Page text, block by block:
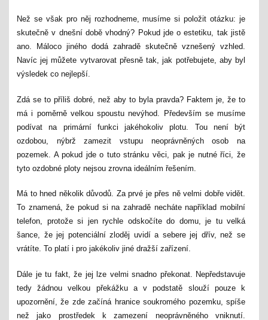
Než se však pro něj rozhodneme, musíme si položit otázku: je
skutečně v dnešní době vhodný? Pokud jde o estetiku, tak jistě
ano. Máloco jiného dodá zahradě skutečně vznešený vzhled.
Navíc jej můžete vytvarovat přesně tak, jak potřebujete, aby byl
výsledek co nejlepší.
Zdá se to příliš dobré, než aby to byla pravda? Faktem je, že to
má i poměrně velkou spoustu nevýhod. Především se musíme
podívat na primární funkci jakéhokoliv plotu. Tou není být
ozdobou, nýbrž zamezit vstupu neoprávněných osob na
pozemek. A pokud jde o tuto stránku věci, pak je nutné říci, že
tyto ozdobné ploty nejsou zrovna ideálním řešením.
Má to hned několik důvodů. Za prvé je přes ně velmi dobře vidět.
To znamená, že pokud si na zahradě necháte například mobilní
telefon, protože si jen rychle odskočíte do domu, je tu velká
šance, že jej potenciální zloděj uvidí a sebere jej dřív, než se
vrátíte. To platí i pro jakékoliv jiné dražší zařízení.
Dále je tu fakt, že jej lze velmi snadno překonat. Nepředstavuje
tedy žádnou velkou překážku a v podstatě slouží pouze k
upozornění, že zde začíná hranice soukromého pozemku, spíše
než jako prostředek k zamezení neoprávněného vniknutí.